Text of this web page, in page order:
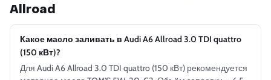
Allroad
Какое масло заливать в Audi A6 Allroad 3.0 TDI quattro
(150 кВт)?
Для Audi A6 Allroad 3.0 TDI quattro (150 кВт) рекомендуется